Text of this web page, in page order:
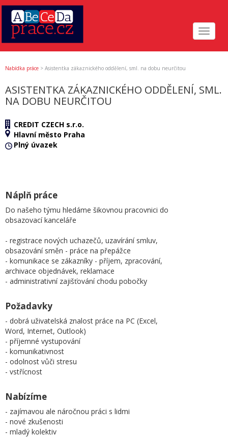
Toggle
Nabídka práce > Asistentka zákaznického oddělení, sml. na dobu neurčitou
ASISTENTKA ZÁKAZNICKÉHO ODDĚLENÍ, SML.
NA DOBU NEURČITOU
CREDIT CZECH s.r.o.
Hlavní město Praha
Plný úvazek
Náplň práce
Do našeho týmu hledáme šikovnou pracovnici do
obsazovací kanceláře
- registrace nových uchazečů, uzavírání smluv,
obsazování směn - práce na přepážce
- komunikace se zákazníky - příjem, zpracování,
archivace objednávek, reklamace
- administrativní zajišťování chodu pobočky
Požadavky
- dobrá uživatelská znalost práce na PC (Excel,
Word, Internet, Outlook)
- příjemné vystupování
- komunikativnost
- odolnost vůči stresu
- vstřícnost
Nabízíme
- zajímavou ale náročnou práci s lidmi
- nové zkušenosti
- mladý kolektiv